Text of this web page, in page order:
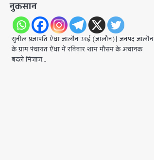
नुकसान
सुनील प्रजापति ऐंधा जालौन उरई (जालौन)। जनपद जालौन
के ग्राम पंचायत ऐंधा में रविवार शाम मौसम के अचानक
बदले मिजाज…